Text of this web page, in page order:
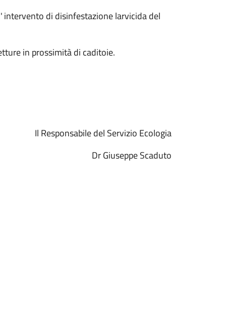
intervento di disinfestazione larvicida del
in prossimità di caditoie.
del Servizio Ecologia
Dr Giuseppe Scaduto